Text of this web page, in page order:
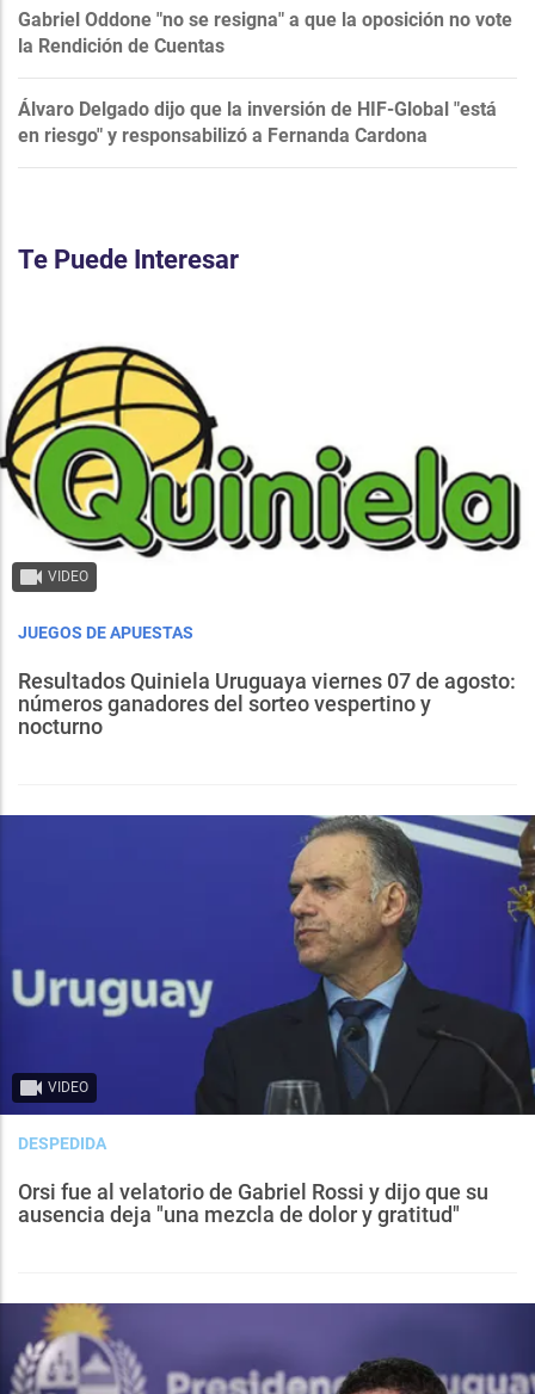
Gabriel Oddone "no se resigna" a que la oposición no vote
la Rendición de Cuentas
Álvaro Delgado dijo que la inversión de HIF-Global "está
en riesgo" y responsabilizó a Fernanda Cardona
Te Puede Interesar
VIDEO
JUEGOS DE APUESTAS
Resultados Quiniela Uruguaya viernes 07 de agosto:
números ganadores del sorteo vespertino y
nocturno
VIDEO
DESPEDIDA
Orsi fue al velatorio de Gabriel Rossi y dijo que su
ausencia deja "una mezcla de dolor y gratitud"